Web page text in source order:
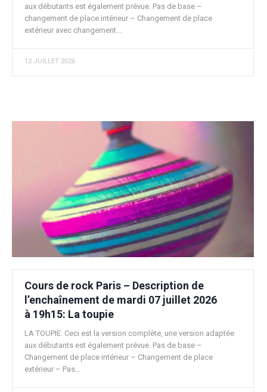
aux débutants est également prévue. Pas de base –
changement de place intérieur – Changement de place
extérieur avec changement...
12 JUILLET 2026
Cours de rock Paris – Description de
l’enchaînement de mardi 07 juillet 2026
à 19h15: La toupie
LA TOUPIE: Ceci est la version complète, une version adaptée
aux débutants est également prévue. Pas de base –
Changement de place intérieur – Changement de place
extérieur – Pas...